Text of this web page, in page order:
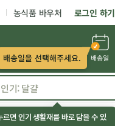
농식품 바우처 로그인 하기
배송일
배송일을 선택해주세요.
르면 인기 생활재를 바로 담을 수 있